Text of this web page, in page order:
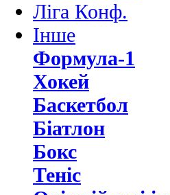
Ліга Конф.
Інше
Формула-1
Хокей
Баскетбол
Біатлон
Бокс
Теніс